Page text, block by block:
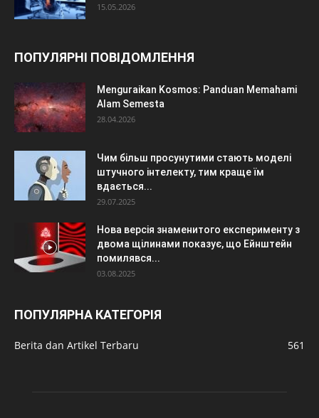
15.05.2026
ПОПУЛЯРНІ ПОВІДОМЛЕННЯ
Menguraikan Kosmos: Panduan Memahami
Alam Semesta
28.04.2026
Чим більш просунутими стають моделі
штучного інтелекту, тим краще їм
вдається...
29.07.2025
Нова версія знаменитого експерименту з
двома щілинами показує, що Ейнштейн
помилявся...
03.08.2025
ПОПУЛЯРНА КАТЕГОРІЯ
Berita dan Artikel Terbaru 561